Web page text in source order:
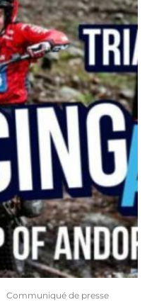
Communiqué de presse